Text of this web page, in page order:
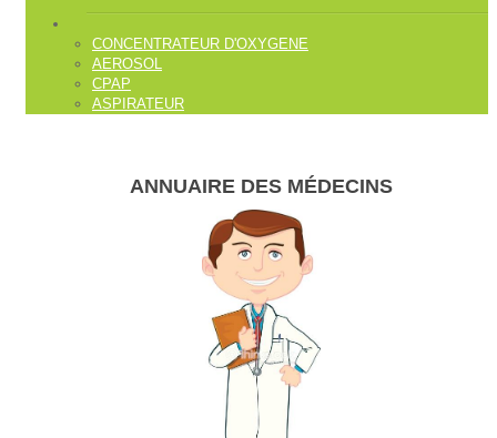
CONCENTRATEUR D'OXYGENE
AEROSOL
CPAP
ASPIRATEUR
ANNUAIRE DES MÉDECINS